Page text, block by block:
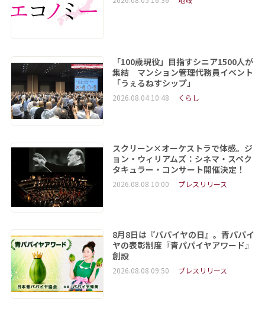
「100歳現役」目指すシニア1500人が
集結 マンション管理代務員イベント
「うぇるねすシップ」
2026.08.04 10:48 くらし
スクリーン×オーケストラで体感。ジ
ョン・ウィリアムズ：シネマ・スペク
タキュラー・コンサート開催決定！
2026.08.08 10:00 プレスリリース
8月8日は『パパイヤの日』。青パパイ
ヤの表彰制度『青パパイヤアワード』
創設
2026.08.08 09:50 プレスリリース